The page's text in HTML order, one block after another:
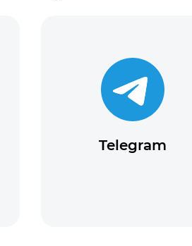
WhatsApp